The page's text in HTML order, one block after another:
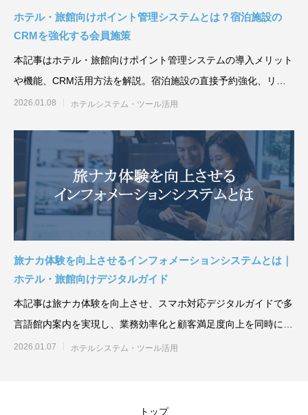
ホテル・旅館向けポイント管理システムとは？宿泊施設の
CRMを強化する会員施策
本記事はホテル・旅館向けポイント管理システムの導入メリット
や機能、CRM活用方法を解説。宿泊施設の直接予約強化、リピ
ート
2026.01.08 ホテルシステム・ツール活用
旅ナカ体験を向上させるインフォメーションシステムとは｜
ホテル・旅館向けデジタルガイド
本記事は旅ナカ体験を向上させ、スマホ対応デジタルガイドで多
言語館内案内を実現し、業務効率化と顧客満足度向上を同時に実
現す
2026.01.07 ホテルシステム・ツール活用
トップ